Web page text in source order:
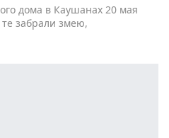
дома в Каушанах 20 мая
забрали змею,